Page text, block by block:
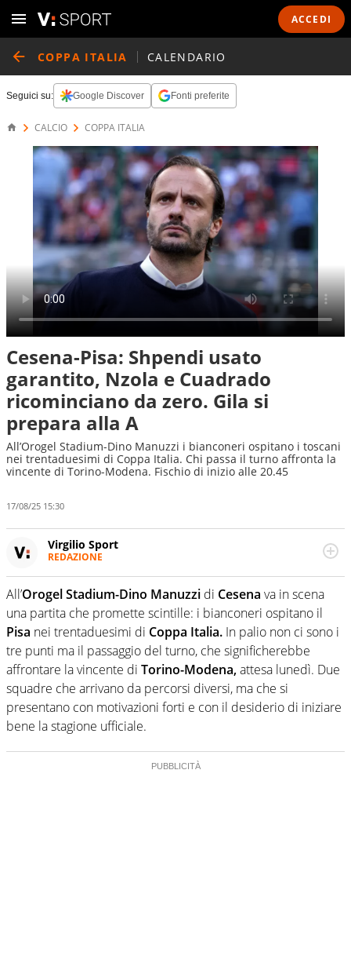
ACCEDI
COPPA ITALIA CALENDARIO
Seguici su: Google Discover Fonti preferite
CALCIO COPPA ITALIA
Cesena-Pisa: Shpendi usato
garantito, Nzola e Cuadrado
ricominciano da zero. Gila si
prepara alla A
All’Orogel Stadium-Dino Manuzzi i bianconeri ospitano i toscani
nei trentaduesimi di Coppa Italia. Chi passa il turno affronta la
vincente di Torino-Modena. Fischio di inizio alle 20.45
17/08/25 15:30
Virgilio Sport
REDAZIONE
appassionato su tutto il mondo dello sport. Calcio,
calciomercato, F1, Motomondiale ma anche tennis,
volley, basket: su Virgilio Sport i tifosi e gli appassionati
sanno che troveranno sempre copertura completa e
zero faziosità. La squadra di Virgilio Sport è formata da
giornalisti ed esperti di sport abili sia nel gioco di
rimessa quando intercettano le notizie e le rilanciano
verso la rete, sia nella costruzione dal basso quando
creano contenuti 100% originali ed esclusivi.
All’Orogel Stadium-Dino Manuzzi di Cesena va in scena
una partita che promette scintille: i bianconeri ospitano il
Pisa nei trentaduesimi di Coppa Italia. In palio non ci sono i
tre punti ma il passaggio del turno, che significherebbe
affrontare la vincente di Torino-Modena,attesa lunedì. Due
squadre che arrivano da percorsi diversi, ma che si
presentano con motivazioni forti e con il desiderio di iniziare
bene la stagione ufficiale.